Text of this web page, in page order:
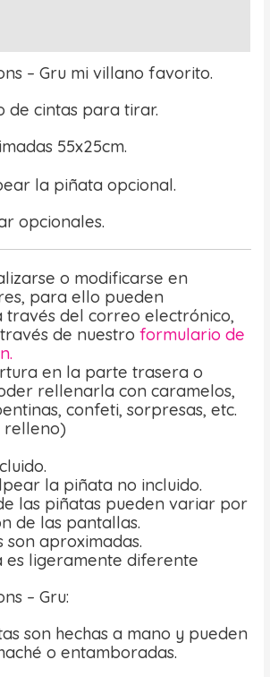
– Gru mi villano favorito.
de cintas para tirar.
55x25cm.
la piñata opcional.
opcionales.
o modificarse en
para ello pueden
través del correo electrónico,
de nuestroformulario de
en la parte trasera o
rellenarla con caramelos,
confeti, sorpresas, etc.
relleno)
la piñata no incluido.
las piñatas pueden variar por
de las pantallas.
son aproximadas.
es ligeramente diferente
– Gru:
son hechas a mano y pueden
o entamboradas.